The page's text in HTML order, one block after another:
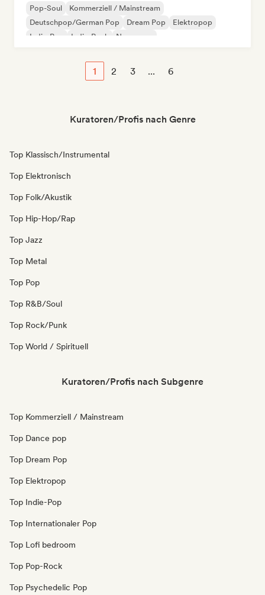
Pop-Soul
Kommerziell / Mainstream
Deutschpop/German Pop
Dream Pop
Elektropop
Indie-Pop
Indie-Rock New wave
1 2 3 ... 6
Kuratoren/Profis nach Genre
Top Klassisch/Instrumental
Top Elektronisch
Top Folk/Akustik
Top Hip-Hop/Rap
Top Jazz
Top Metal
Top Pop
Top R&B/Soul
Top Rock/Punk
Top World / Spirituell
Kuratoren/Profis nach Subgenre
Top Kommerziell / Mainstream
Top Dance pop
Top Dream Pop
Top Elektropop
Top Indie-Pop
Top Internationaler Pop
Top Lofi bedroom
Top Pop-Rock
Top Psychedelic Pop